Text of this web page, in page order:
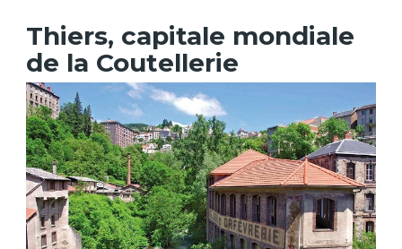
Thiers, capitale mondiale
de la Coutellerie